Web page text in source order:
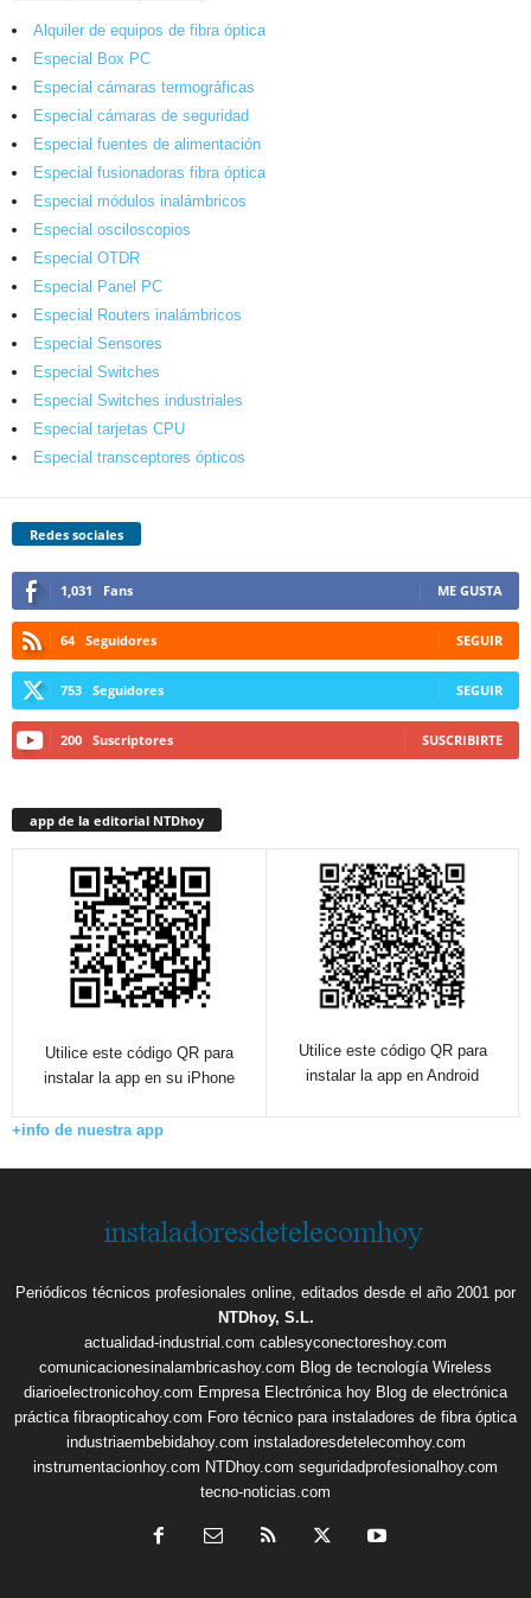
Alquiler de equipos de fibra óptica
Especial Box PC
Especial cámaras termográficas
Especial cámaras de seguridad
Especial fuentes de alimentación
Especial fusionadoras fibra óptica
Especial módulos inalámbricos
Especial osciloscopios
Especial OTDR
Especial Panel PC
Especial Routers inalámbricos
Especial Sensores
Especial Switches
Especial Switches industriales
Especial tarjetas CPU
Especial transceptores ópticos
Redes sociales
1,031 Fans ME GUSTA
64 Seguidores SEGUIR
753 Seguidores SEGUIR
200 Suscriptores SUSCRIBIRTE
app de la editorial NTDhoy
Utilice este código QR para
instalar la app en su iPhone
Utilice este código QR para
instalar la app en Android
+info de nuestra app
Periódicos técnicos profesionales online, editados desde el año 2001 por
NTDhoy, S.L.
actualidad-industrial.com cablesyconectoreshoy.com
comunicacionesinalambricashoy.com Blog de tecnología Wireless
diarioelectronicohoy.com Empresa Electrónica hoy Blog de electrónica
práctica fibraopticahoy.com Foro técnico para instaladores de fibra óptica
industriaembebidahoy.com instaladoresdetelecomhoy.com
instrumentacionhoy.com NTDhoy.com seguridadprofesionalhoy.com
tecno-noticias.com